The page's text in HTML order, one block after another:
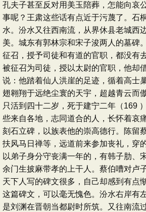
孔夫子甚至反对用美玉陪葬，怎能向哀
事呢？王肃这些话有点近于污蔑了。石
水。汾水又往西南流，从界休县老城西
美。城东有郭林宗和宋子浚两人的墓碑
征召，授予司徒和有道的官职，都没有
被征召为司徒，授以太尉的官职，他却
说：他踏着仙人洪崖的足迹，循着高士
翅翱翔于远绝尘寰的天宇，超越青云而
只活到四十二岁，死于建宁二年（169
些来自各地，志同道合的人，长怀着哀
刻石立碑，以族表他的崇高德行。陈留
扶风马日禅等，远道前来参加丧礼，穿
以弟子身分守丧满一年的，有韩子肋、
余门生披麻带孝的上干人。蔡伯嘈对卢
天下人写的碑文很多，自己却感到有点
这篇碑文，可以毫无愧色。汾水右岸有
是刘渊在晋朝当都尉时所筑。又往南流